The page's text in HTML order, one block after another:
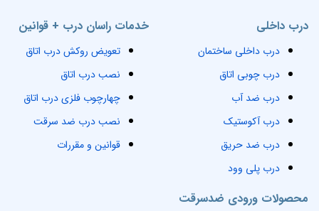
خدمات راسان درب + قوانین
تعویض روکش درب اتاق
نصب درب اتاق
چهارچوب فلزی درب اتاق
نصب درب ضد سرقت
قوانین و مقررات
محصولات ورودی ضدسرقت
درب داخلی
درب داخلی ساختمان
درب چوبی اتاق
درب ضد آب
درب آکوستیک
درب ضد حریق
درب پلی وود